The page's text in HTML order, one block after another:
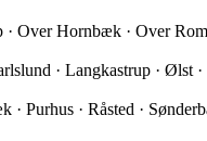
Over Hornbæk · Over
· Langkastrup · Ølst
· Purhus · Råsted ·